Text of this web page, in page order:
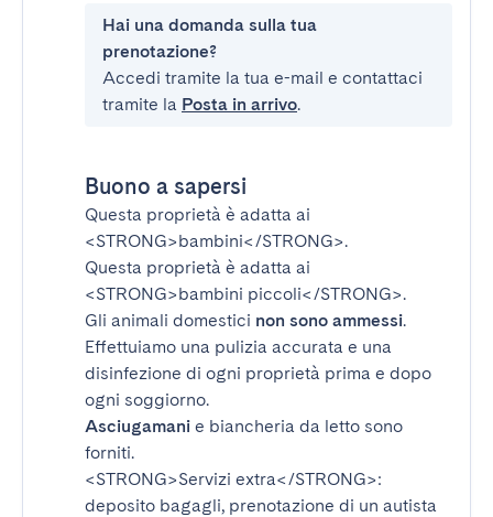
Hai una domanda sulla tua
prenotazione?
Accedi tramite la tua e-mail e contattaci
tramite la Posta in arrivo.
Buono a sapersi
Questa proprietà è adatta ai
<STRONG>bambini</STRONG>.
Questa proprietà è adatta ai
<STRONG>bambini piccoli</STRONG>.
Gli animali domestici non sono ammessi.
Effettuiamo una pulizia accurata e una
disinfezione di ogni proprietà prima e dopo
ogni soggiorno.
Asciugamani e biancheria da letto sono
forniti.
<STRONG>Servizi extra</STRONG>:
deposito bagagli, prenotazione di un autista